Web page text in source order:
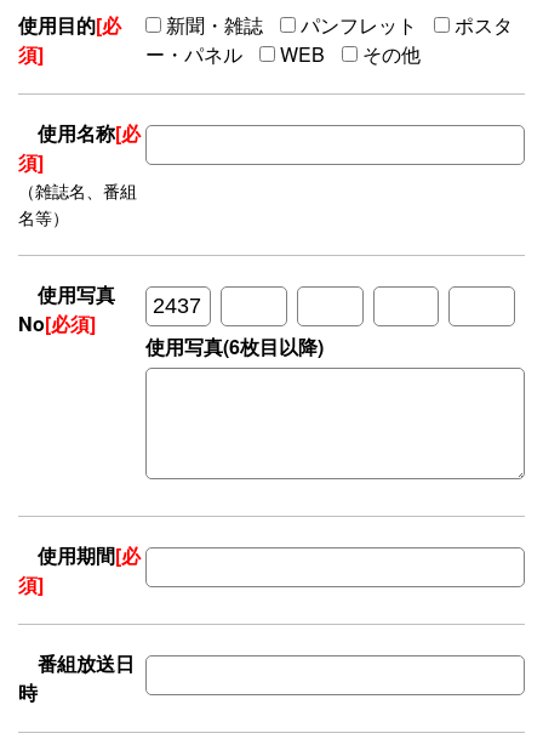
使用目的[必
須]
新聞・雑誌 パンフレット
ポスタ
ー・パネル
WEB その他
使用名称[必
須]
（雑誌名、番組
名等）
使用写真
No[必須]
使用写真(6枚目以降)
使用期間[必
須]
番組放送日
時